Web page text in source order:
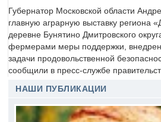
Губернатор Московской области
главную аграрную выставку региона
деревне Бунятино Дмитровского
фермерами меры поддержки,
задачи продовольственной
сообщили в пресс-службе
НАШИ ПУБЛИКАЦИИ